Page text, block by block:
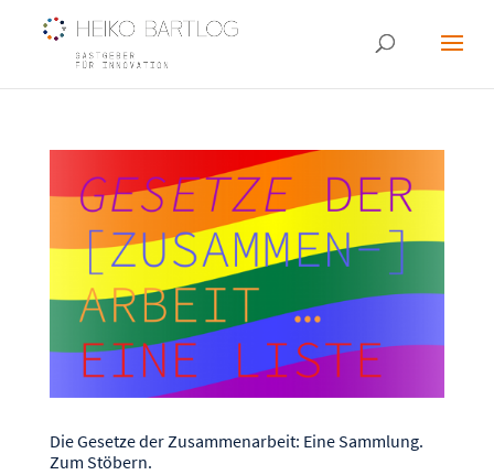
Die Gesetze der Zusammenarbeit: Eine Sammlung.
Zum Stöbern.